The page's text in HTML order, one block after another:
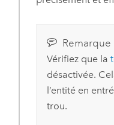
Remarque
Vérifiez que la
désactivée.
l’entité en
trou.